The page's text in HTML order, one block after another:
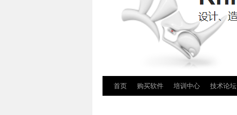
首页 购买软件 培训中心 技术论坛